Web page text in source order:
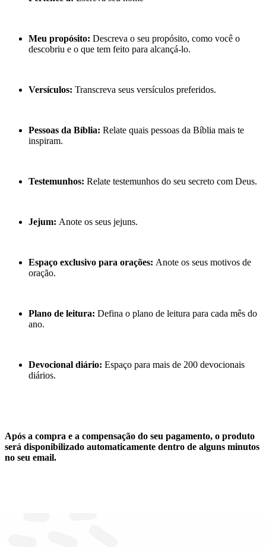
Meu propósito: Descreva o seu propósito, como você o
descobriu e o que tem feito para alcançá-lo.
Versículos: Transcreva seus versículos preferidos.
Pessoas da Bíblia: Relate quais pessoas da Bíblia mais te
inspiram.
Testemunhos: Relate testemunhos do seu secreto com Deus.
Jejum: Anote os seus jejuns.
Espaço exclusivo para orações: Anote os seus motivos de
oração.
Plano de leitura: Defina o plano de leitura para cada mês do
ano.
Devocional diário: Espaço para mais de 200 devocionais
diários.
Após a compra e a compensação do seu pagamento, o produto
será disponibilizado automaticamente dentro de alguns minutos
no seu email.